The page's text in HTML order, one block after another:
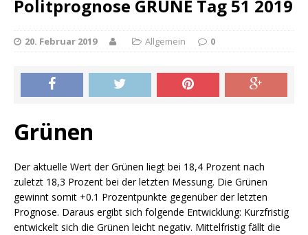
Politprognose GRÜNE Tag 51 2019
20. Februar 2019 Allgemein 0
Grünen
Der aktuelle Wert der Grünen liegt bei 18,4 Prozent nach
zuletzt 18,3 Prozent bei der letzten Messung. Die Grünen
gewinnt somit +0.1 Prozentpunkte gegenüber der letzten
Prognose. Daraus ergibt sich folgende Entwicklung: Kurzfristig
entwickelt sich die Grünen leicht negativ. Mittelfristig fällt die